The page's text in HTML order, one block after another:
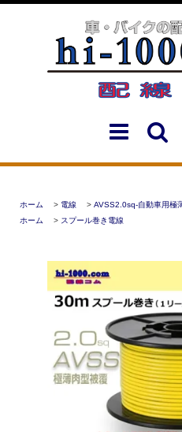
ホーム > 電線 > AVSS2.0sq-自動車用極
ホーム
> スプール巻き電線